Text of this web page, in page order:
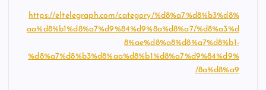
https://eltelegraph.com/category/%d8%a7%d8%b3%d8%
aa%d8%b1%d8%a7%d9%84%d9%8a%d8%a7/%d8%a3%d
8%ae%d8%a8%d8%a7%d8%b1-
%d8%a7%d8%b3%d8%aa%d8%b1%d8%a7%d9%84%d9%
8a%d8%a9/